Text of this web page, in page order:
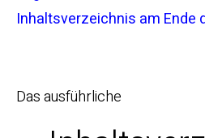
Inhaltsverzeichnis am Ende
Das ausführliche